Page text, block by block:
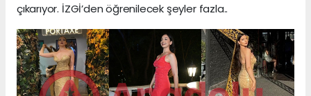
çıkarıyor. İZGİ’den öğrenilecek şeyler fazla..